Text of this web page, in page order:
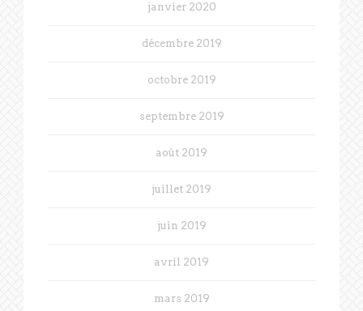
janvier 2020
décembre 2019
octobre 2019
septembre 2019
août 2019
juillet 2019
juin 2019
avril 2019
mars 2019